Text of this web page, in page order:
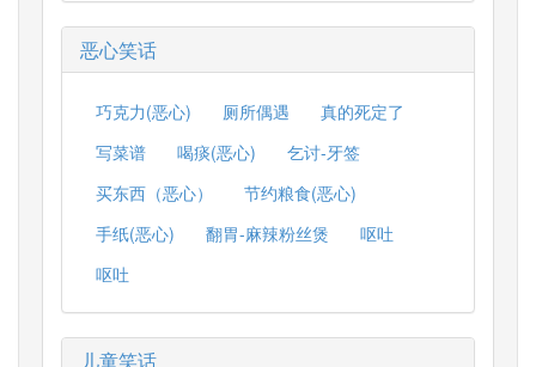
恶心笑话
巧克力(恶心) 厕所偶遇
真的死定了
写菜谱
喝痰(恶心)
乞讨-牙签
买东西（恶心）
节约粮食(恶心)
手纸(恶心)
翻胃-麻辣粉丝煲
呕吐
呕吐
儿童笑话